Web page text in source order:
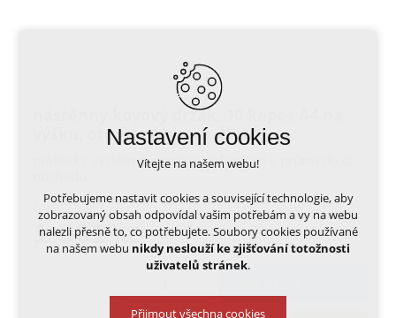
nástěnný kovový držák, 10 kapes A4 na
výšku, otevřené shora, žluté
praktický systém organizace informací v průmyslu či
1 647,-
1 551Kč
Nastavení cookies
Vítejte na našem webu!
Potřebujeme nastavit cookies a související technologie, aby
zobrazovaný obsah odpovídal vašim potřebám a vy na webu
nalezli přesně to, co potřebujete. Soubory cookies používané
na našem webu nikdy neslouží ke zjišťování totožnosti
uživatelů stránek.
Přijmout všechna cookies